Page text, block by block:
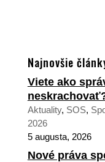
Najnovšie
Viete ako
Aktuality, SOS,
2026
5 augusta, 2026
Nové práva